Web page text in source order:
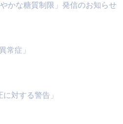
かな糖質制限」発信のお知らせ
常症」
対する警告」